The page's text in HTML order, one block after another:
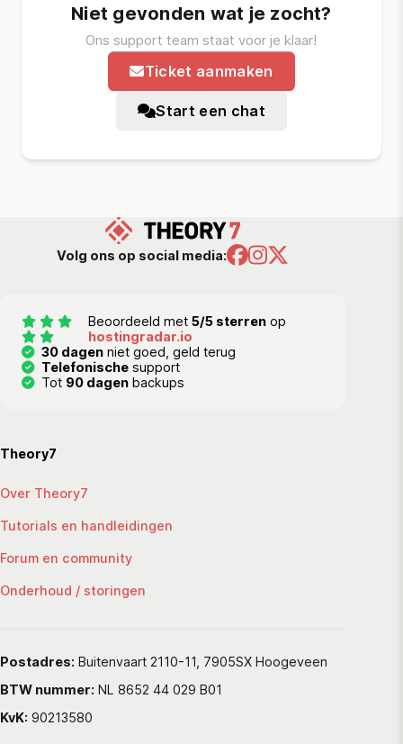
Niet gevonden wat je zocht?
Ons support team staat voor je klaar!
Ticket aanmaken
Start een chat
Volg ons op social media:
Beoordeeld met 5/5 sterrenop
hostingradar.io
30 dagen niet goed, geld terug
Telefonische support
Tot 90 dagen backups
Theory7
Over Theory7
Tutorials en handleidingen
Forum en community
Onderhoud / storingen
Postadres: Buitenvaart 2110-11, 7905SX Hoogeveen
BTW nummer: NL 8652 44 029 B01
KvK: 90213580